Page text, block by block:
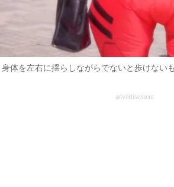
体を左右に揺らしながらでないと歩けない
advertisement